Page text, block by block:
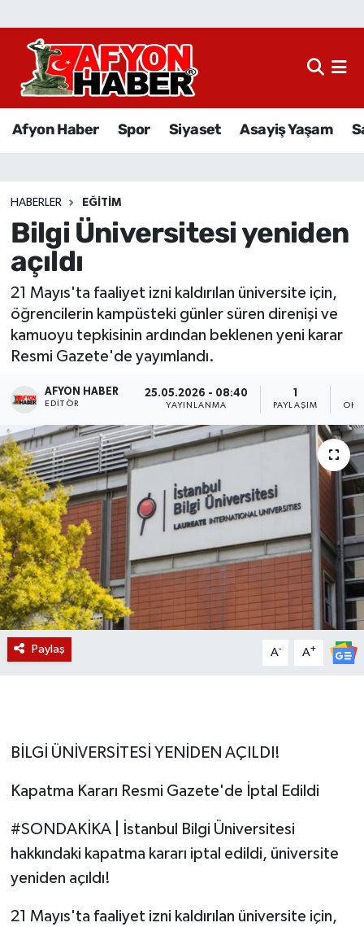
Afyon Haber Spor Siyaset Asayiş Yaşam
HABERLER EĞITIM
Bilgi Üniversitesi yeniden
açıldı
21 Mayıs'ta faaliyet izni kaldırılan üniversite için,
öğrencilerin kampüsteki günler süren direnişi ve
kamuoyu tepkisinin ardından beklenen yeni karar
Resmi Gazete'de yayımlandı.
AFYON HABER
EDITÖR
25.05.2026 - 08:40
YAYINLANMA PAYLAŞIM
Paylaş A- A+
BİLGİ ÜNİVERSİTESİ YENİDEN AÇILDI!
Kapatma Kararı Resmi Gazete'de İptal Edildi
#SONDAKİKA | İstanbul Bilgi Üniversitesi
hakkındaki kapatma kararı iptal edildi, üniversite
yeniden açıldı!
21 Mayıs'ta faaliyet izni kaldırılan üniversite için,
Afyon Haber
Sağlık
Eğitim
Sivil Toplum
Ekonomi
Magazin
Etkinlikler